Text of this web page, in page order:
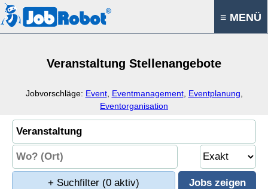
≡ MENÜ
Veranstaltung Stellenangebote
Jobvorschläge: Event, Eventmanagement, Eventplanung
Eventorganisation
+ Suchfilter (0 aktiv)